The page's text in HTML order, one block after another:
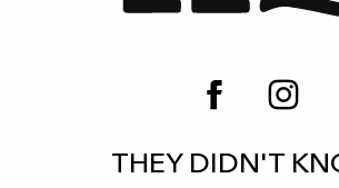
THEY DIDN'T